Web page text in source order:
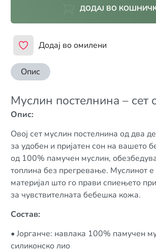
ДОДАЈ ВО
Додај во омилени
Опис
Муслин постелнина – сет
Опис:
Овој сет муслин постелнина од два
за удобен и пријатен сон на вашето
од 100% памучен муслин,
топлина без прегревање. Муслинот
материјал што го прави спиењето
за чувствителната бебешка кожа.
Состав:
• Јорганче: навлака 100% памучен
силиконско лио